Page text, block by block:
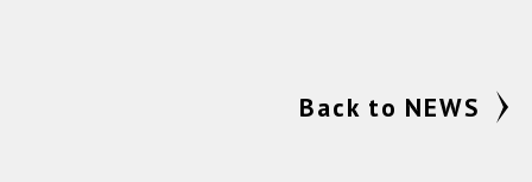
Back to NEWS